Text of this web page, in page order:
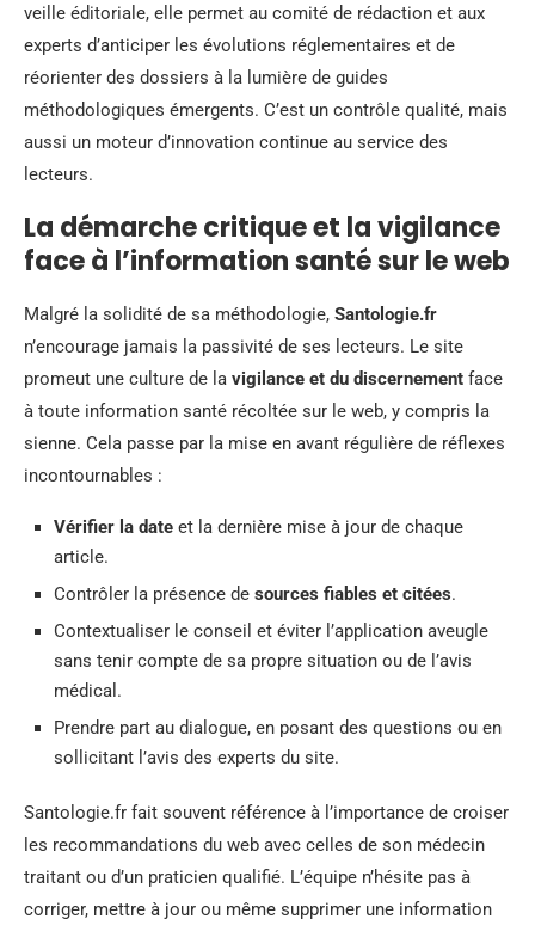
veille éditoriale, elle permet au comité de rédaction et aux
experts d’anticiper les évolutions réglementaires et de
réorienter des dossiers à la lumière de guides
méthodologiques émergents. C’est un contrôle qualité, mais
aussi un moteur d’innovation continue au service des
lecteurs.
La démarche critique et la vigilance
face à l’information santé sur le web
Malgré la solidité de sa méthodologie, Santologie.fr
n’encourage jamais la passivité de ses lecteurs. Le site
promeut une culture de la vigilance et du discernement face
à toute information santé récoltée sur le web, y compris la
sienne. Cela passe par la mise en avant régulière de réflexes
incontournables :
Vérifier la date et la dernière mise à jour de chaque
article.
Contrôler la présence de sources fiables et citées.
Contextualiser le conseil et éviter l’application aveugle
sans tenir compte de sa propre situation ou de l’avis
médical.
Prendre part au dialogue, en posant des questions ou en
sollicitant l’avis des experts du site.
Santologie.fr fait souvent référence à l’importance de croiser
les recommandations du web avec celles de son médecin
traitant ou d’un praticien qualifié. L’équipe n’hésite pas à
corriger, mettre à jour ou même supprimer une information